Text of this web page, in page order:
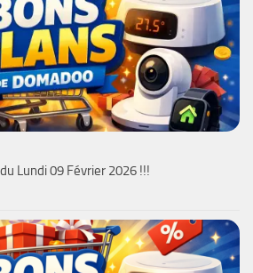
Lundi 09 Février 2026 !!!